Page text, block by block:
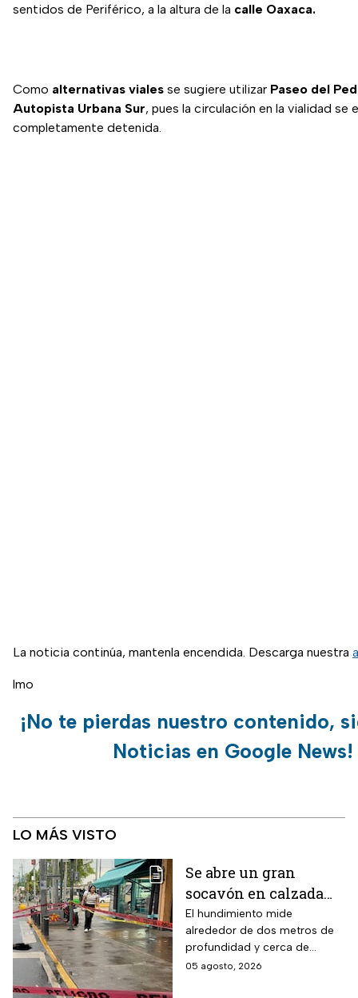
sentidos de Periférico, a la altura de la calle Oaxaca.
Como alternativas viales se sugiere utilizar Paseo del
Autopista Urbana Sur, pues la circulación en la vialidad se
completamente detenida.
La noticia continúa, mantenla encendida. Descarga nuestra
lmo
¡No te pierdas nuestro contenido,
Noticias en Google News!
LO MÁS VISTO
Se abre un gran
socavón en calzada
Taxqueña tras paso de
Trolebús
El hundimiento mide
alrededor de dos metros de
profundidad y cerca de
cuatro metros de diámetro.
05 agosto, 2026